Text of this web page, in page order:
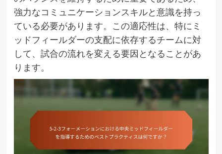
強力なコミュニケーションスキルと意識を持っ
ている必要があります。この適応性は、特にミ
ッドフィールダーの支配に依存するチームに対
して、試合の流れを変える要因となることがあ
ります。